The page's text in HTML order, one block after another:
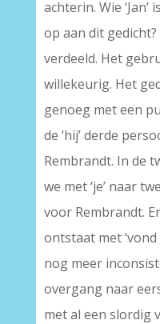
achterin. Wie
op aan dit
verdeeld. Het
willekeurig. Het
genoeg met een
de ‘hij’ derde
Rembrandt. In de
we met ‘je’ naar
voor Rembrandt.
ontstaat met ‘vond
nog meer
overgang naar
met al een slordig